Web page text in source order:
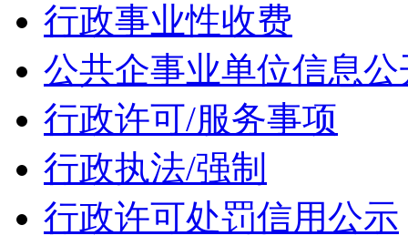
行政事业性收费
公共企事业单位信息公
行政许可/服务事项
行政执法/强制
行政许可处罚信用公示